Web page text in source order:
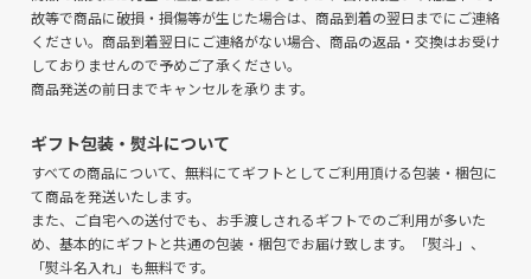
故等で商品に破損・損傷等が生じた場合は、商品到着の翌日までにご連絡
ください。商品到着翌日にご連絡がない場合、商品の返品・交換はお受け
しておりませんので予めご了承ください。
商品発送の前日までキャンセルを承ります。
ギフト包装・熨斗について
すべての商品について、無料にてギフトとしてご利用頂ける包装・梱包に
て商品を発送いたします。
また、ご自宅への送付でも、お手渡しされるギフトでのご利用が多いた
め、基本的にギフトと共通の包装・梱包でお届け致します。「熨斗」、
「熨斗名入れ」も無料です。